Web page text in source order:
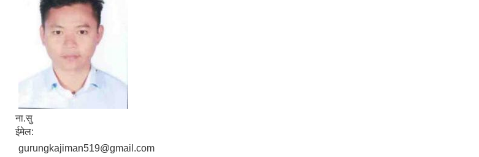
ना.सु
ईमेल:
gurungkajiman519@gmail.com